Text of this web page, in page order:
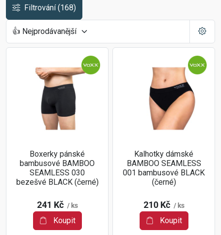
Filtrování (168)
Boxerky pánské
bambusové BAMBOO
SEAMLESS 030
bezešvé BLACK (černé)
241 Kč / ks
Koupit
Kalhotky dámské
BAMBOO SEAMLESS
001 bambusové BLACK
(černé)
210 Kč / ks
Koupit